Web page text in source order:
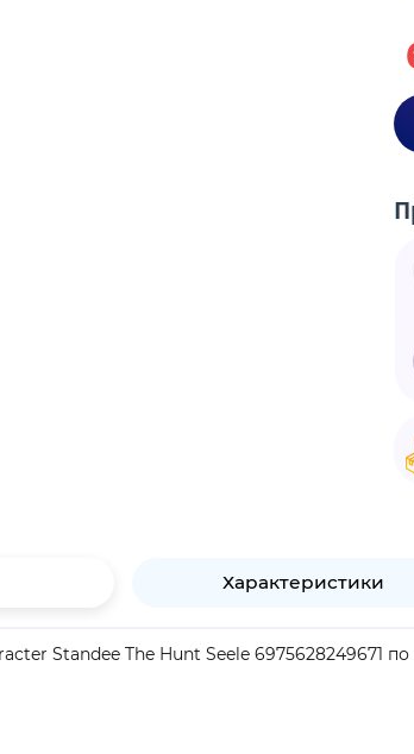
Характеристики
Standee The Hunt Seele 6975628249671